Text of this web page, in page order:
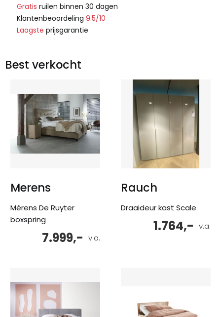
Gratis ruilen binnen 30 dagen
Klantenbeoordeling 9.5/10
Laagste prijsgarantie
Best verkocht
Merens
Mérens De Ruyter
boxspring
v.a.
7.999,-
Rauch
Draaideur kast Scale
v.a.
1.764,-